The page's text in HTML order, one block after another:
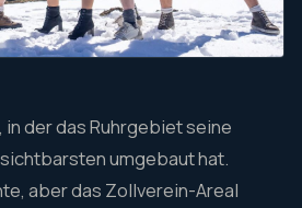
der das Ruhrgebiet seine
umgebaut hat.
aber das Zollverein-Areal